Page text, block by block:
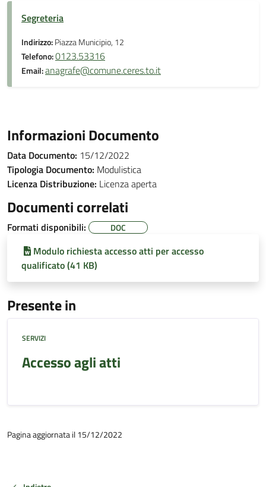
Segreteria
Indirizzo:Piazza Municipio, 12
Telefono:0123.53316
Email:anagrafe@comune.ceres.to.it
Informazioni Documento
Data Documento: 15/12/2022
Tipologia Documento: Modulistica
Licenza Distribuzione: Licenza aperta
Documenti correlati
Formati disponibili: DOC
Modulo richiesta accesso atti per accesso
qualificato (41 KB)
Presente in
SERVIZI
Accesso agli atti
Pagina aggiornata il 15/12/2022